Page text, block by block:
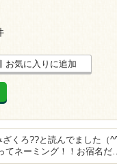
お気に入りに追加
くろ??と読んでました（
てネーミング！！お宿名だ